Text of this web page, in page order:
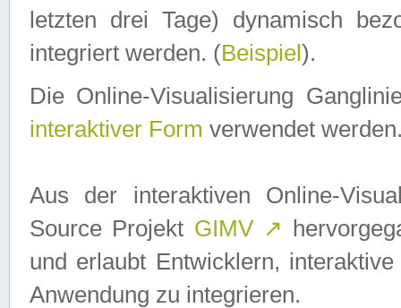
letzten drei Tage) dynamisch
integriert werden. (Beispiel ).
Die Online-Visualisierung
interaktiver Form verwendet
Aus der interaktiven Online-
Source Projekt GIMV ↗
und erlaubt Entwicklern,
Anwendung zu integrieren.